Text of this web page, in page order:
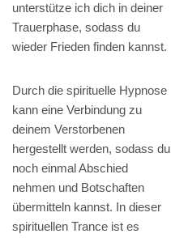
unterstütze ich dich in deiner
Trauerphase, sodass du
wieder Frieden finden kannst.
Durch die spirituelle Hypnose
kann eine Verbindung zu
deinem Verstorbenen
hergestellt werden, sodass du
noch einmal Abschied
nehmen und Botschaften
übermitteln kannst. In dieser
spirituellen Trance ist es